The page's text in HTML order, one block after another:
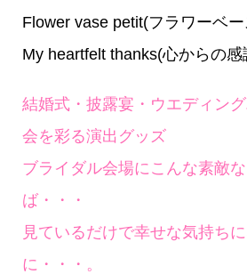
Flower vase petit(フラワーベ
My heartfelt thanks(心からの感
結婚式・披露宴・ウエディン
会を彩る演出グッズ
ブライダル会場にこんな素敵
ば・・・
見ているだけで幸せな気持ち
に・・・。